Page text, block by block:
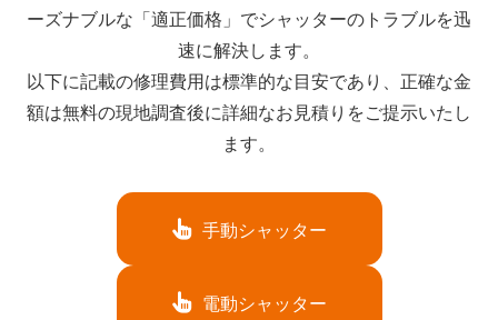
ーズナブルな「適正価格」でシャッターのトラブルを迅
速に解決します。
以下に記載の修理費用は標準的な目安であり、正確な金
額は無料の現地調査後に詳細なお見積りをご提示いたし
ます。
手動シャッター
電動シャッター